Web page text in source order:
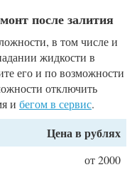
после залития
в том числе и
жидкости в
его и по возможности
отключить
и бегом в сервис.
Цена в рублях
от 2000